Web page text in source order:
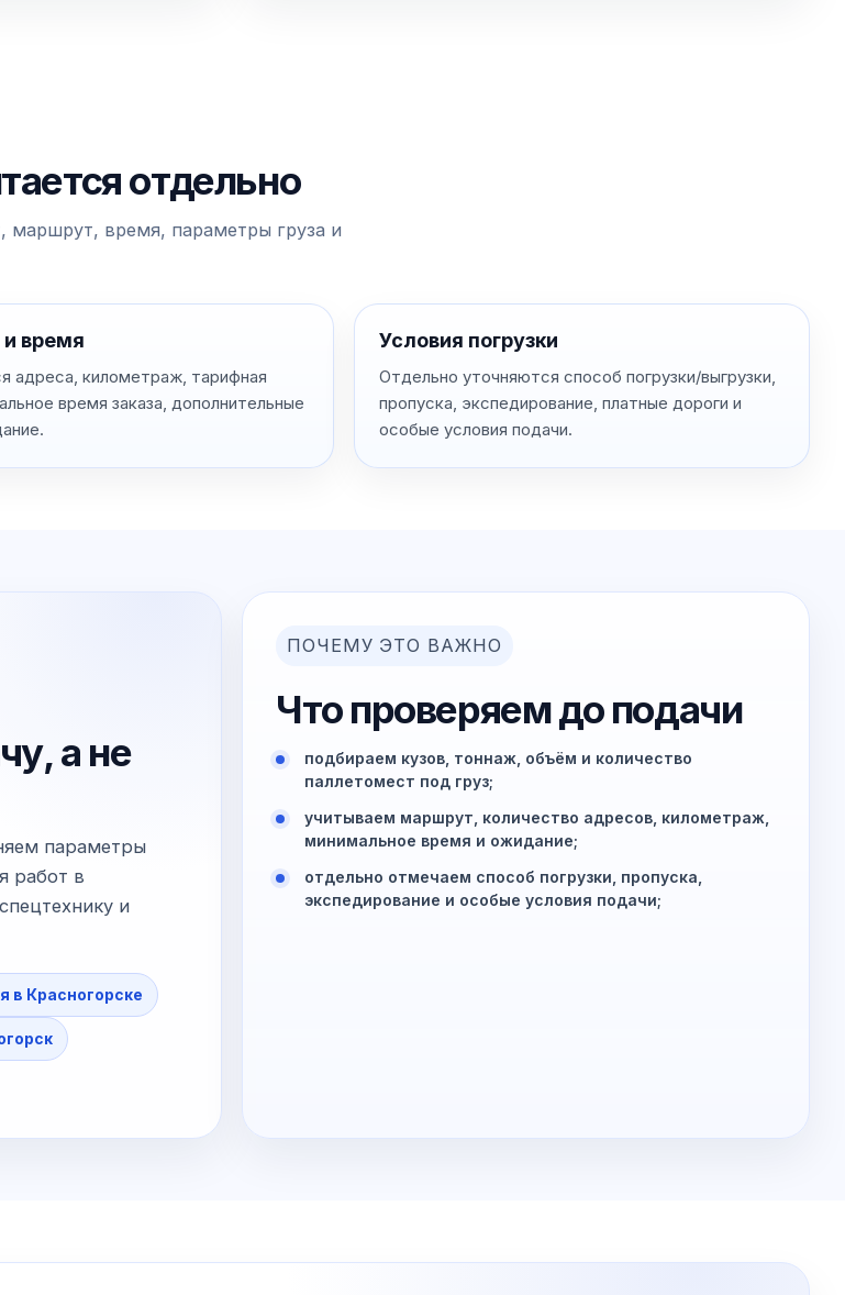
отдельно
маршрут, время, параметры груза и
время
адреса, километраж, тарифная
время заказа, дополнительные
Условия погрузки
Отдельно уточняются способ погрузки/выгрузки,
пропуска, экспедирование, платные дороги и
особые условия подачи.
а не
параметры
работ в
и
в Красногорске
ПОЧЕМУ ЭТО ВАЖНО
Что проверяем до подачи
подбираем кузов, тоннаж, объём и количество
паллетомест под груз;
учитываем маршрут, количество адресов, километраж,
минимальное время и ожидание;
отдельно отмечаем способ погрузки, пропуска,
экспедирование и особые условия подачи;